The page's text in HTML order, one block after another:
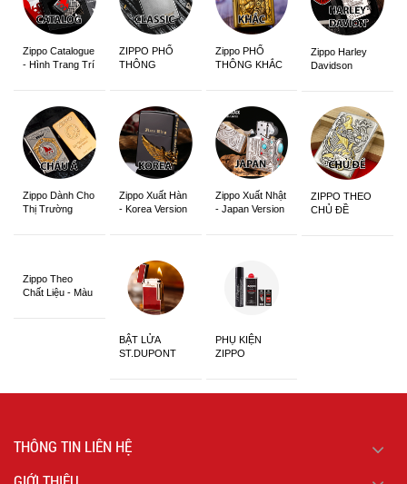
Zippo Catalogue
- Hình Trang Trí
ZIPPO PHỔ
THÔNG
Zippo PHỔ
THÔNG KHẮC
Zippo Harley
Davidson
Zippo Dành Cho
Thị Trường
Zippo Xuất Hàn
- Korea Version
Zippo Xuất Nhật
- Japan Version
ZIPPO THEO
CHỦ ĐỀ
Zippo Theo
Chất Liệu - Màu
BẬT LỬA
ST.DUPONT
PHỤ KIỆN
ZIPPO
THÔNG TIN LIÊN HỆ